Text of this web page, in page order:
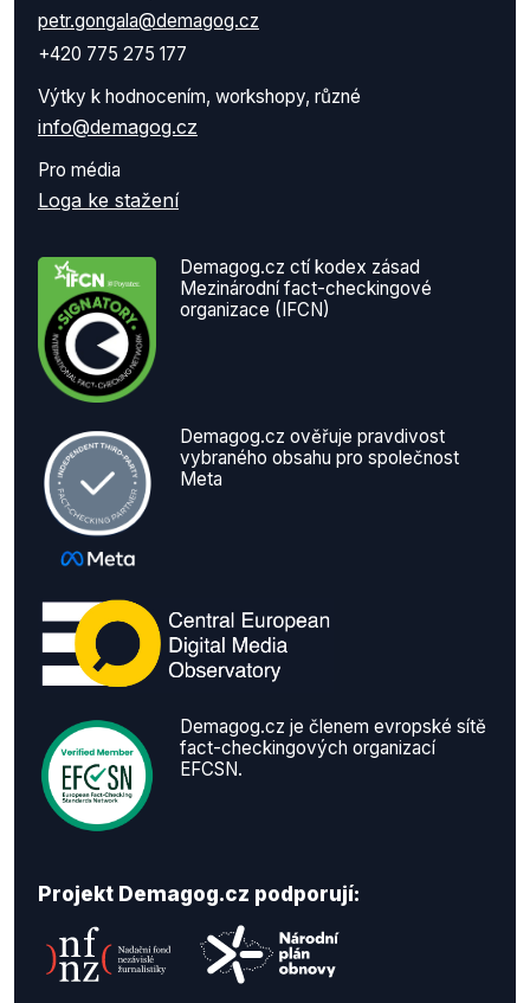
petr.gongala@demagog.cz
+420 775 275 177
Výtky k hodnocením, workshopy, různé
info@demagog.cz
Pro média
Loga ke stažení
Demagog.cz ctí kodex zásad
Mezinárodní fact-checkingové
organizace (IFCN)
Demagog.cz ověřuje pravdivost
vybraného obsahu pro společnost
Meta
Demagog.cz je členem evropské sítě
fact-checkingových organizací
EFCSN.
Projekt Demagog.cz podporují: